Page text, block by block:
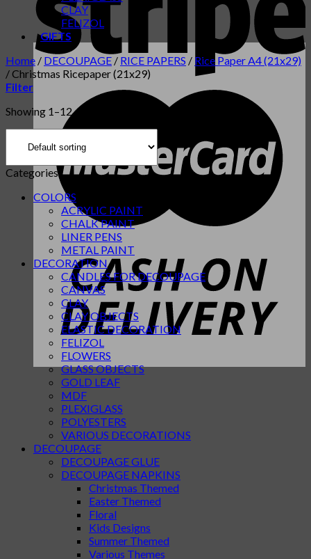
CLAY
FELIZOL
GIFTS
Home / DECOUPAGE / RICE PAPERS / Rice Paper A4 (21x29)
/Christmas Ricepaper (21x29)
Filter
Showing 1–12 of 66 results
Categories
COLORS
ACRYLIC PAINT
CHALK PAINT
LINER PENS
METAL PAINT
DECORATION
CANDLES FOR DECOUPAGE
CANVAS
CLAY
CLAY OBJECTS
ELASTIC DECORATION
FELIZOL
FLOWERS
GLASS OBJECTS
GOLD LEAF
MDF
PLEXIGLASS
POLYESTERS
VARIOUS DECORATIONS
DECOUPAGE
DECOUPAGE GLUE
DECOUPAGE NAPKINS
Christmas Themed
Easter Themed
Floral
Kids Designs
Summer Themed
Various Themes